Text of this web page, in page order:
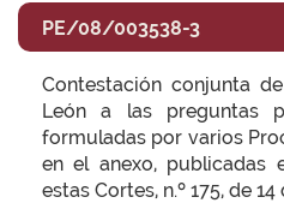
PE/08/003538-3
Contestación conjunta
León a las preguntas
formuladas por varios
en el anexo, publicadas
estas Cortes, n.º 175, de